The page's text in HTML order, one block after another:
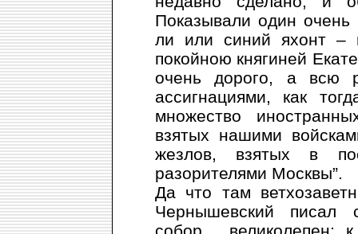
Показывали один очень
ли или синий яхонт –
покойною княгиней
очень дорого, а всю
ассигнациями, как
множество
взятых нашими
жезлов, взятых в
разорителями Москвы”.
Да что там
Чернышевский писал